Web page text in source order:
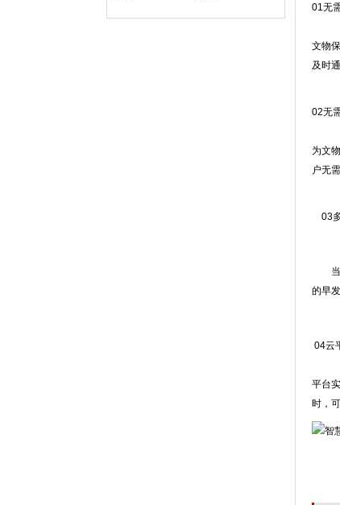
01无
文物
及时
02无
为文
户无
03
当检
的早
04云
平台
时，